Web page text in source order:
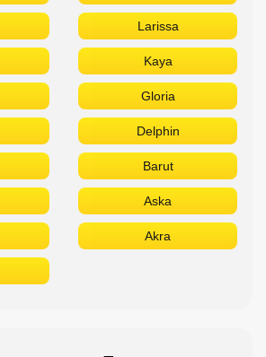
Rixos
Maxx Royal
Larissa
Kaya
Gloria
Delphin
Barut
Aska